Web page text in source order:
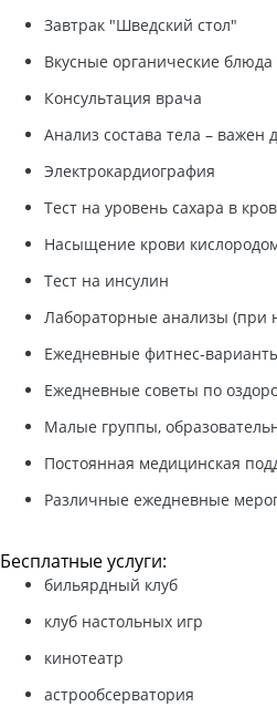
Завтрак "Шведский стол"
Вкусные органические блюда
Консультация врача
Анализ состава тела –
Электрокардиография
Тест на уровень сахара в
Насыщение крови
Тест на инсулин
Лабораторные анализы (при
Ежедневные фитнес-
Ежедневные советы по
Малые группы,
Постоянная медицинская
Различные ежедневные
Бесплатные услуги:
бильярдный клуб
клуб настольных игр
кинотеатр
астрообсерватория